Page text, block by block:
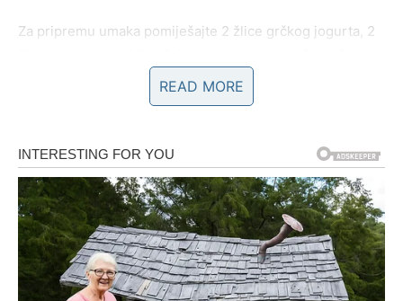
Za pripremu umaka pomiješajte 2 žlice grčkog jogurta, 2
nasjeckani češanj češnjaka. Posolite po ukusu i slijedite
upute korak po korak.
Za pripremu povrća naribajte tikvice i krumpir pazeći da
uklonite višak vlage. Ovo je ključan korak kako biste
spriječili da se hamburgeri nakvase.
Mrkvu, peršin i češnjak sitno nasjeckajte.
U prostranoj zdjeli za miješanje pomiješajte nasjeckane
tikvice, krumpir, mrkvu narezanu na kockice, peršin i
READ MORE